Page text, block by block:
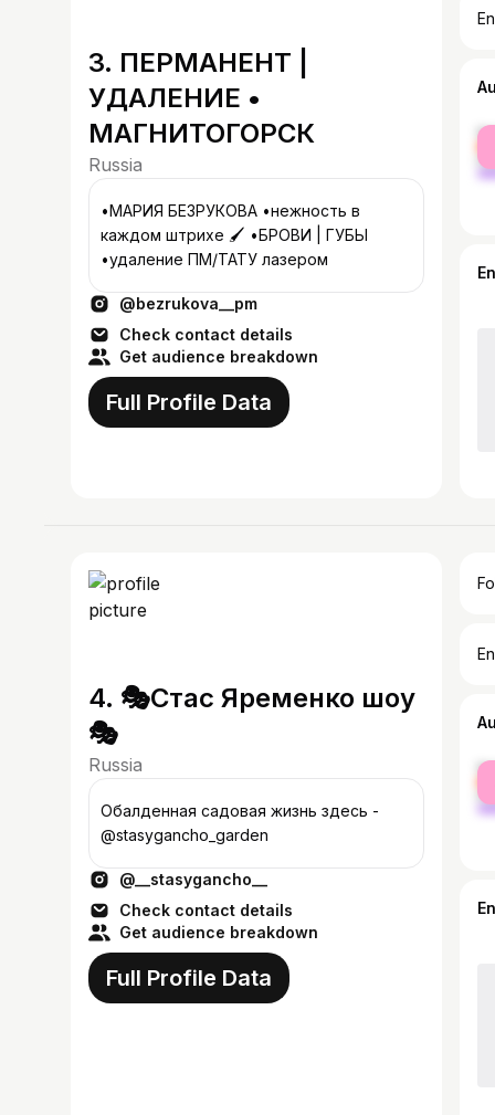
3. ПЕРМАНЕНТ |
УДАЛЕНИЕ •
МАГНИТОГОРСК
Russia
•МАРИЯ БЕЗРУКОВА •нежность в
каждом штрихе 🖌️ •БРОВИ | ГУБЫ
•удаление ПМ/ТАТУ лазером
@bezrukova__pm
Check contact details
Get audience breakdown
Full Profile Data
4. 🎭Стас Яременко шоу
🎭
Russia
Обалденная садовая жизнь здесь -
@stasygancho_garden
@__stasygancho__
Check contact details
Get audience breakdown
Full Profile Data